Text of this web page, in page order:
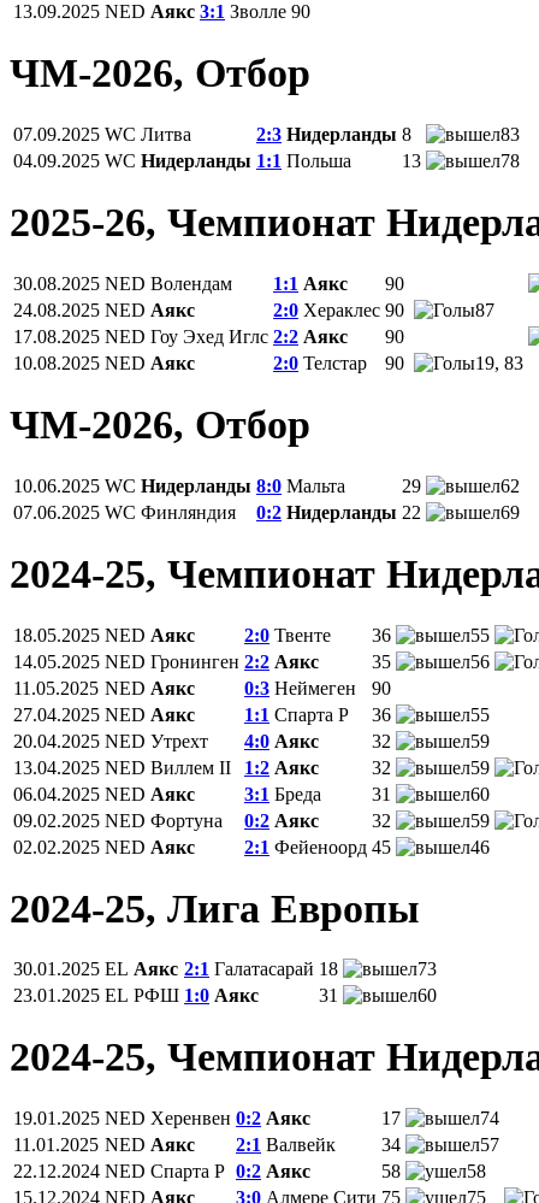
13.09.2025 NED Аякс 3:1 Зволле 90
ЧМ-2026, Отбор
07.09.2025 WC Литва 2:3 Нидерланды 8
83
04.09.2025 WC Нидерланды 1:1 Польша 13 78
2025-26, Чемпионат
30.08.2025 NED Волендам 1:1 Аякс
90
24.08.2025 NED Аякс 2:0 Хераклес 90
87
17.08.2025 NED Гоу Эхед Иглс 2:2 Аякс
90
10.08.2025 NED Аякс 2:0 Телстар 90 19, 83
ЧМ-2026, Отбор
10.06.2025 WC Нидерланды 8:0 Мальта 29
62
07.06.2025 WC Финляндия 0:2 Нидерланды 22 69
2024-25, Чемпионат
18.05.2025 NED Аякс 2:0 Твенте 36
55
14.05.2025 NED Гронинген 2:2 Аякс 35
56
11.05.2025 NED Аякс 0:3 Неймеген
90
27.04.2025 NED Аякс 1:1 Спарта Р 36
55
20.04.2025 NED Утрехт 4:0 Аякс 32
59
13.04.2025 NED Виллем II 1:2 Аякс 32
59
06.04.2025 NED Аякс 3:1 Бреда 31
60
09.02.2025 NED Фортуна 0:2 Аякс 32
59
02.02.2025 NED Аякс 2:1 Фейеноорд 45 46
2024-25, Лига Европы
30.01.2025 EL Аякс 2:1 Галатасарай 18
73
23.01.2025 EL РФШ 1:0 Аякс 31 60
2024-25, Чемпионат
19.01.2025 NED Херенвен 0:2 Аякс 17
74
11.01.2025 NED Аякс 2:1 Валвейк 34
57
22.12.2024 NED Спарта Р 0:2 Аякс 58
58
15.12.2024 NED Аякс 3:0 Алмере Сити 75 75